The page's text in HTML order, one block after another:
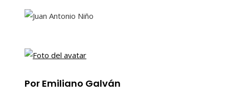
Por Emiliano Galván